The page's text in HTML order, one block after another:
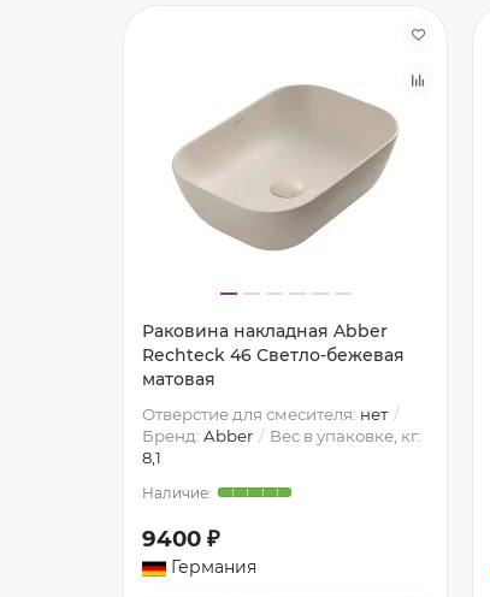
Раковина накладная Abber
Rechteck 46 Светло-бежевая
матовая
Отверстие для смесителя: нет
Бренд: Abber
Вес в упаковке, кг:
8,1
9400 ₽
Германия